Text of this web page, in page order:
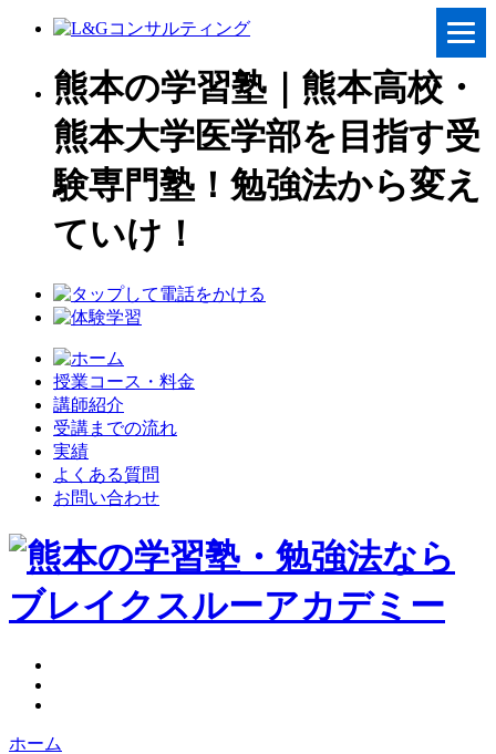
熊本の学習塾｜熊本高校・
熊本大学医学部を目指す受
験専門塾！勉強法から変え
ていけ！
授業コース・料金
講師紹介
受講までの流れ
実績
よくある質問
お問い合わせ
ホーム